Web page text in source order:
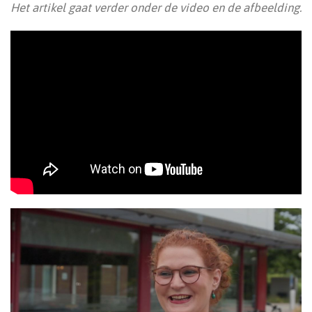
Het artikel gaat verder onder de video en de afbeelding.